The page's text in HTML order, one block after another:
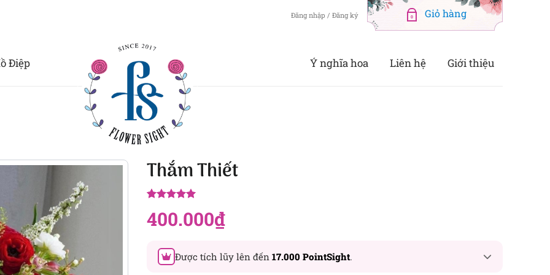
Đăng nhập / Đăng ký 0
Điệp Ý nghĩa hoa Liên hệ Giới thiệu
Thắm Thiết
dựa trên
đánh giá
400.000₫
Được tích lũy lên đến 17.000 PointSight.